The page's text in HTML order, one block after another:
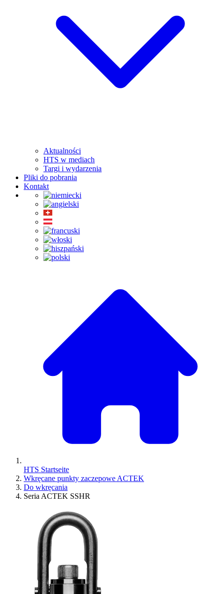
Aktualności
HTS w mediach
Targi i wydarzenia
Pliki do pobrania
Kontakt
HTS Startseite
Wkręcane punkty zaczepowe ACTEK
Do wkręcania
Seria ACTEK SSHR